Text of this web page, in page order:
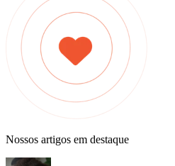
Nossos artigos em destaque